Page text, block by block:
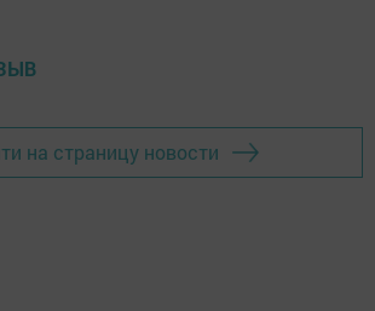
на страницу новости